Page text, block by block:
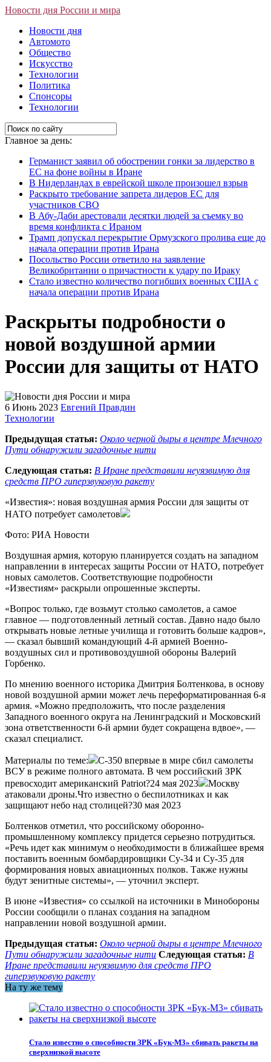
Новости дня России и мира
Новости дня
Автомото
Общество
Искусство
Технологии
Политика
Спонсоры
Технологии
Главное за день:
Германист заявил об обострении гонки за лидерство в
ЕС на фоне войны в Иране
В Нидерландах в еврейской школе произошел взрыв
Раскрыто требование запрета лидеров ЕС для
участников СВО
В Абу-Даби арестовали десятки людей за съемку во
время конфликта с Ираном
Трамп допускал перекрытие Ормузского пролива еще до
начала операции против Ирана
Посольство России ответило на заявление
Великобритании о причастности к удару по Ираку
Стало известно количество погибших военных США с
начала операции против Ирана
Раскрыты подробности о
новой воздушной армии
России для защиты от НАТО
6 Июнь 2023 Евгений Правдин
Технологии
Предыдущая статья: Около черной дыры в центре Млечного
Пути обнаружили загадочные нити
Следующая статья: В Иране представили неуязвимую для
средств ПРО гиперзвуковую ракету
«Известия»: новая воздушная армия России для защиты от
НАТО потребует самолетов
Фото: РИА Новости
Воздушная армия, которую планируется создать на западном
направлении в интересах защиты России от НАТО, потребует
новых самолетов. Соответствующие подробности
«Известиям» раскрыли опрошенные эксперты.
«Вопрос только, где возьмут столько самолетов, а самое
главное — подготовленный летный состав. Давно надо было
открывать новые летные училища и готовить больше кадров»,
— сказал бывший командующий 4-й армией Военно-
воздушных сил и противовоздушной обороны Валерий
Горбенко.
По мнению военного историка Дмитрия Болтенкова, в основу
новой воздушной армии может лечь переформатированная 6-я
армия. «Можно предположить, что после разделения
Западного военного округа на Ленинградский и Московский
зона ответственности 6-й армии будет сокращена вдвое», —
сказал специалист.
Материалы по теме:
С-350 впервые в мире сбил самолеты
ВСУ в режиме полного автомата. В чем российский ЗРК
превосходит американский Patriot?24 мая 2023
Москву
атаковали дроны.Что известно о беспилотниках и как
защищают небо над столицей?30 мая 2023
Болтенков отметил, что российскому оборонно-
промышленному комплексу придется серьезно потрудиться.
«Речь идет как минимум о необходимости в ближайшее время
поставить военным бомбардировщики Су-34 и Су-35 для
формирования новых авиационных полков. Также нужны
будут зенитные системы», — уточнил эксперт.
В июне «Известия» со ссылкой на источники в Минобороны
России сообщили о планах создания на западном
направлении новой воздушной армии.
Предыдущая статья: Около черной дыры в центре Млечного
Пути обнаружили загадочные нити Следующая статья: В
Иране представили неуязвимую для средств ПРО
гиперзвуковую ракету
На ту же тему
Стало известно о способности ЗРК «Бук-М3» сбивать ракеты на
сверхнизкой высоте